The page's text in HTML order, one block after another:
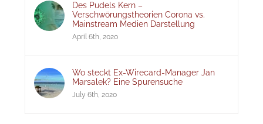
Des Pudels Kern –
Verschwörungstheorien Corona vs.
Mainstream Medien Darstellung
April 6th, 2020
Wo steckt Ex-Wirecard-Manager Jan
Marsalek? Eine Spurensuche
July 6th, 2020